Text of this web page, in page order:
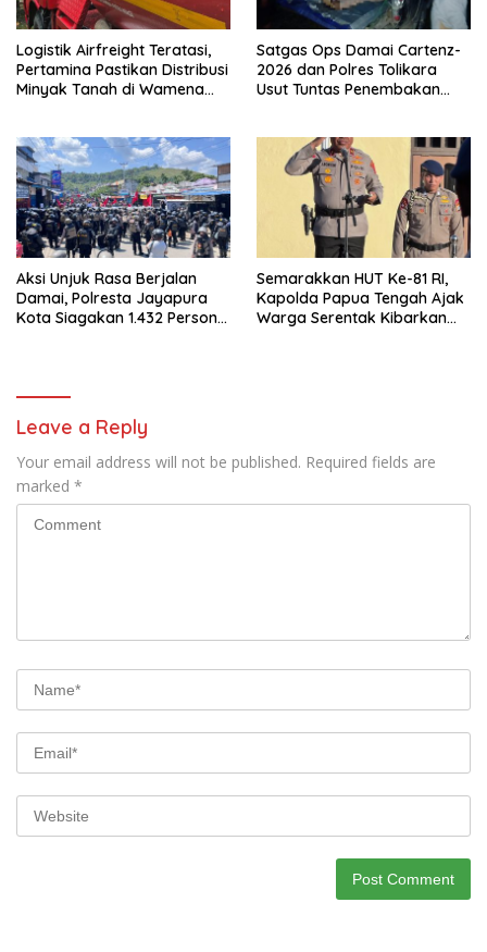
Logistik Airfreight Teratasi,
Pertamina Pastikan Distribusi
Minyak Tanah di Wamena
Satgas Ops Damai Cartenz-
2026 dan Polres Tolikara
Usut Tuntas Penembakan
Aksi Unjuk Rasa Berjalan
Damai, Polresta Jayapura
Kota Siagakan 1.432 Personel
Semarakkan HUT Ke-81 RI,
Kapolda Papua Tengah Ajak
Warga Serentak Kibarkan
Leave a Reply
Your email address will not be published. Required fields are
marked *